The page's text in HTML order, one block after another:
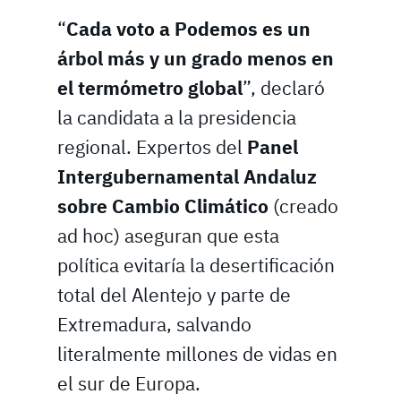
“Cada voto a Podemos es un
árbol más y un grado menos en
el termómetro global”, declaró
la candidata a la presidencia
regional. Expertos del Panel
Intergubernamental Andaluz
sobre Cambio Climático (creado
ad hoc) aseguran que esta
política evitaría la desertificación
total del Alentejo y parte de
Extremadura, salvando
literalmente millones de vidas en
el sur de Europa.